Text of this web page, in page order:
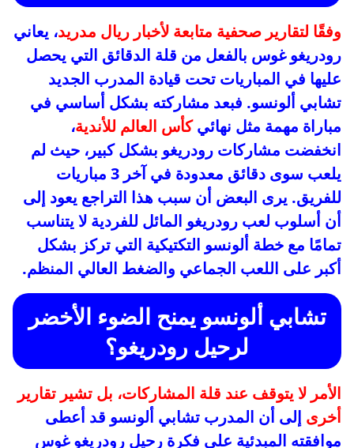
وفقًا لتقارير صحفية متابعة لأخبار ريال مدريد، يعاني
رودريغو غوس بالفعل من قلة الدقائق التي يحصل
عليها في المباريات تحت قيادة المدرب الجديد
تشابي ألونسو. فبعد مشاركته بشكل أساسي في
مباراة مهمة مثل نهائيكأس العالم للأندية،
انخفضت مشاركات رودريغو بشكل كبير، حيث لم
يلعب سوى دقائق معدودة في آخر 3 مباريات
للفريق. يرى البعض أن سبب هذا التراجع يعود إلى
أن أسلوب لعب رودريغو المائل للفردية لا يتناسب
تمامًا مع خطة ألونسو التكتيكية التي تركز بشكل
أكبر على اللعب الجماعي والضغط العالي المنظم.
تشابي ألونسو يمنح الضوء الأخضر
لرحيل رودريغو؟
الأمر لا يتوقف عند قلة المشاركات، بل تشير تقارير
أخرى إلى أن المدرب تشابي ألونسو قد أعطى
موافقته المبدئية على فكرة رحيل رودريغو غوس